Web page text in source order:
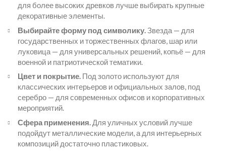
для более высоких древков лучше выбирать крупные
декоративные элементы.
Выбирайте форму под символику. Звезда — для
государственных и торжественных флагов, шар или
луковица — для универсальных решений, копьё — для
военной и патриотической тематики.
Цвет и покрытие. Под золото используют для
классических интерьеров и официальных залов, под
серебро — для современных офисов и корпоративных
мероприятий.
Сфера применения. Для уличных условий лучше
подойдут металлические модели, а для интерьерных
композиций достаточно пластиковых.